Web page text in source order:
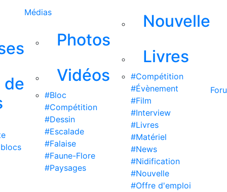
de
Médias
Photos
Vidéos
#Bloc
#Compétition
#Dessin
#Escalade
#Falaise
#Faune-Flore
#Paysages
Nouvelle
Livres
#Compétition
#Évènement
#Film
#Interview
#Livres
#Matériel
#News
#Nidification
#Nouvelle
#Offre d'emploi